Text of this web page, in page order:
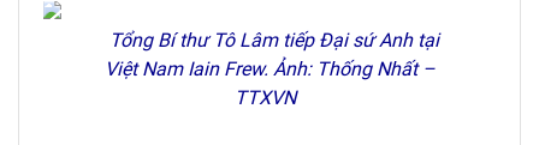
Tổng Bí thư Tô Lâm tiếp Đại sứ Anh tại
Việt Nam Iain Frew. Ảnh: Thống Nhất –
TTXVN